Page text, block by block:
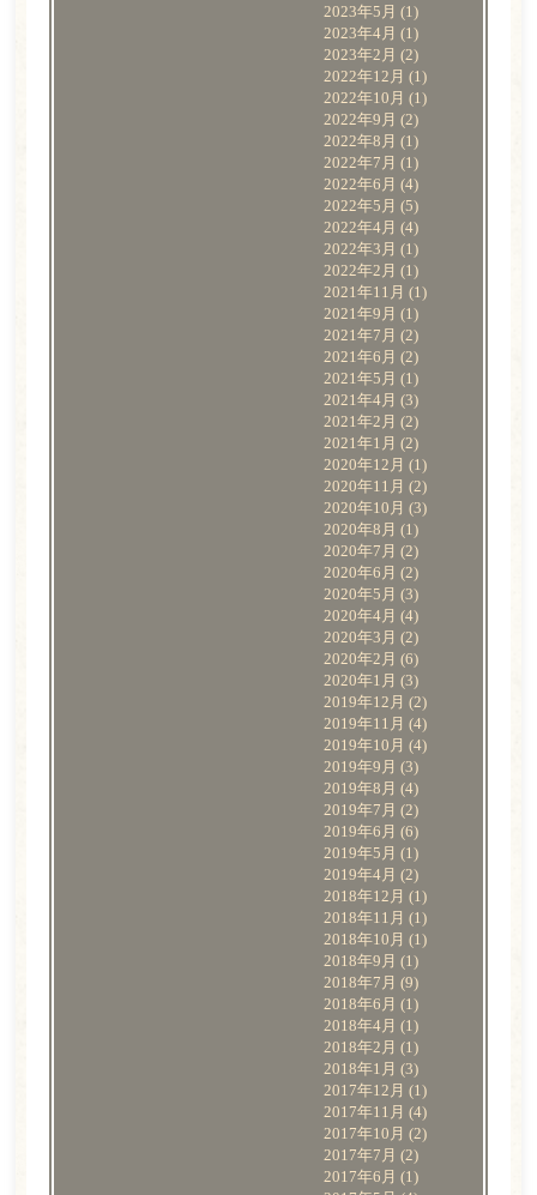
2023年5月 (1)
2023年4月 (1)
2023年2月 (2)
2022年12月 (1)
2022年10月 (1)
2022年9月 (2)
2022年8月 (1)
2022年7月 (1)
2022年6月 (4)
2022年5月 (5)
2022年4月 (4)
2022年3月 (1)
2022年2月 (1)
2021年11月 (1)
2021年9月 (1)
2021年7月 (2)
2021年6月 (2)
2021年5月 (1)
2021年4月 (3)
2021年2月 (2)
2021年1月 (2)
2020年12月 (1)
2020年11月 (2)
2020年10月 (3)
2020年8月 (1)
2020年7月 (2)
2020年6月 (2)
2020年5月 (3)
2020年4月 (4)
2020年3月 (2)
2020年2月 (6)
2020年1月 (3)
2019年12月 (2)
2019年11月 (4)
2019年10月 (4)
2019年9月 (3)
2019年8月 (4)
2019年7月 (2)
2019年6月 (6)
2019年5月 (1)
2019年4月 (2)
2018年12月 (1)
2018年11月 (1)
2018年10月 (1)
2018年9月 (1)
2018年7月 (9)
2018年6月 (1)
2018年4月 (1)
2018年2月 (1)
2018年1月 (3)
2017年12月 (1)
2017年11月 (4)
2017年10月 (2)
2017年7月 (2)
2017年6月 (1)